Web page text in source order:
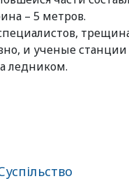
– 5 метров.
и ученые станции
ледником.